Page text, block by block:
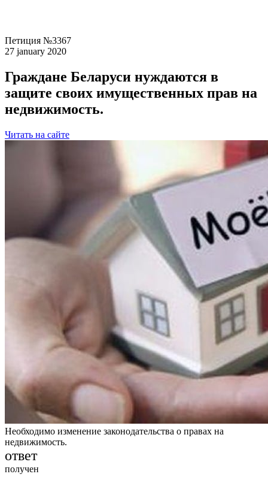
Петиция №3367
27 january 2020
Граждане Беларуси нуждаются в
защите своих имущественных прав на
недвижимость.
Читать на сайте
Необходимо изменение законодательства о правах на
недвижимость.
ответ
получен